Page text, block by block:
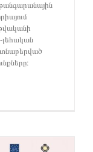
լեհական